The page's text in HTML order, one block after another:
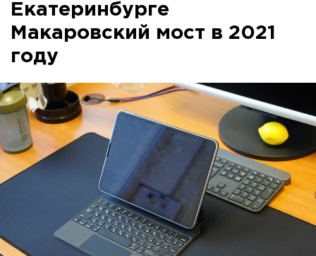
Екатеринбурге
Макаровский мост в 2021
году